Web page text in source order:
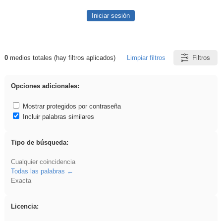
Iniciar sesión
Resultados de: Experiencias
0medios totales (hay filtros aplicados) Limpiar filtros Filtros
Opciones adicionales:
Mostrar protegidos por contraseña
Incluir palabras similares
Tipo de búsqueda:
Cualquier coincidencia
Todas las palabras
Exacta
Licencia: